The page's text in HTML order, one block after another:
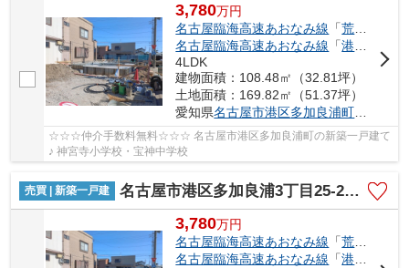
3,780万円
名古屋臨海高速あおなみ線 「荒子川公園
名古屋臨海高速あおなみ線 「港北
4LDK
建物面積：108.48㎡（32.81坪）
土地面積：169.82㎡（51.37坪）
愛知県名古屋市港区多加良浦町３丁目
☆☆☆仲介手数料無料☆☆☆ 名古屋市港区多加良浦町の新築一戸建て
♪ 神宮寺小学校・宝神中学校
売買 | 新築一戸建 名古屋市港区多加良浦3丁目25-2【仲介手数料無料】新築一戸建て 1号棟
3,780万円
名古屋臨海高速あおなみ線 「荒子川公園
名古屋臨海高速あおなみ線 「港北